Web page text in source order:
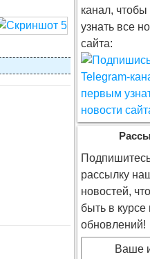
канал,
узнать все
сайта:
рассылку
новостей,
быть в курсе
обновлений!
Ваше